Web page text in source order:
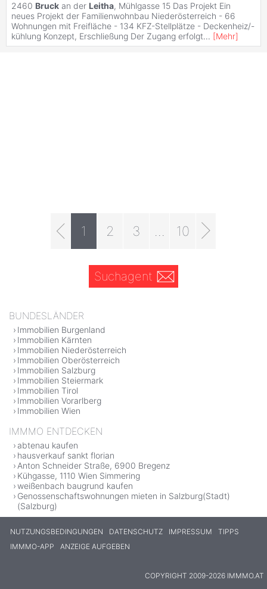
2460 Bruck an der Leitha, Mühlgasse 15 Das Projekt Ein
neues Projekt der Familienwohnbau Niederösterreich - 66
Wohnungen mit Freifläche - 134 KFZ-Stellplätze - Deckenheiz/-
kühlung Konzept, Erschließung Der Zugang erfolgt... [Mehr]
1 2 3 10
Suchagent
BUNDESLÄNDER
Immobilien Burgenland
Immobilien Kärnten
Immobilien Niederösterreich
Immobilien Oberösterreich
Immobilien Salzburg
Immobilien Steiermark
Immobilien Tirol
Immobilien Vorarlberg
Immobilien Wien
IMMMO ENTDECKEN
abtenau kaufen
hausverkauf sankt florian
Anton Schneider Straße, 6900 Bregenz
Kühgasse, 1110 Wien Simmering
weißenbach baugrund kaufen
Genossenschaftswohnungen mieten in Salzburg(Stadt)
(Salzburg)
NUTZUNGSBEDINGUNGEN DATENSCHUTZ IMPRESSUM
TIPPS
IMMMO-APP
ANZEIGE AUFGEBEN
COPYRIGHT 2009-2026 IMMMO.AT